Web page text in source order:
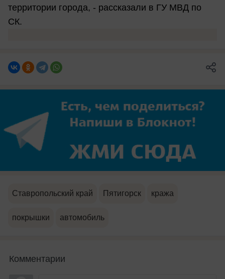
территории города, - рассказали в ГУ МВД по
СК.
Ставропольский край Пятигорск кража
покрышки автомобиль
Комментарии